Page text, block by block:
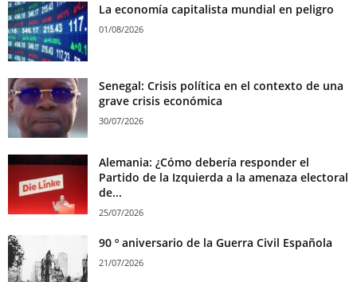
La economía capitalista mundial en peligro
01/08/2026
Senegal: Crisis política en el contexto de una
grave crisis económica
30/07/2026
Alemania: ¿Cómo debería responder el
Partido de la Izquierda a la amenaza electoral
de...
25/07/2026
90 º aniversario de la Guerra Civil Española
21/07/2026